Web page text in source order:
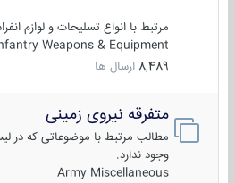
مرتبط با انواع تسلیحات و لوازم
Infantry Weapons & Equipment
8,489 ارسال ها
متفرقه نیروی زمینی
مطالب مرتبط با موضوعاتی که در
وجود ندارد.
Army Miscellaneous